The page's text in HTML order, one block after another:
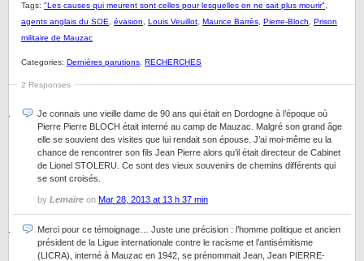
Tags: "Les causes qui meurent sont celles pour lesquelles on ne sait plus mourir"
agents anglais du SOE
évasion Louis Veuillot Maurice Barrès Pierre-Bloch
Prison
militaire de Mauzac
Categories: Dernières parutions RECHERCHES
2 Responses
Je connais une vieille dame de 90 ans qui était en Dordogne à l’époque où
Pierre Pierre BLOCH était interné au camp de Mauzac. Malgré son grand âge
elle se souvient des visites que lui rendait son épouse. J’ai moi-même eu la
chance de rencontrer son fils Jean Pierre alors qu’il était directeur de Cabinet
de Lionel STOLERU. Ce sont des vieux souvenirs de chemins différents qui
se sont croisés.
by Lemaire on Mar 28, 2013 at 13 h 37 min
Merci pour ce témoignage… Juste une précision : l’homme politique et ancien
président de la Ligue internationale contre le racisme et l’antisémitisme
(LICRA), interné à Mauzac en 1942, se prénommait Jean, Jean PIERRE-